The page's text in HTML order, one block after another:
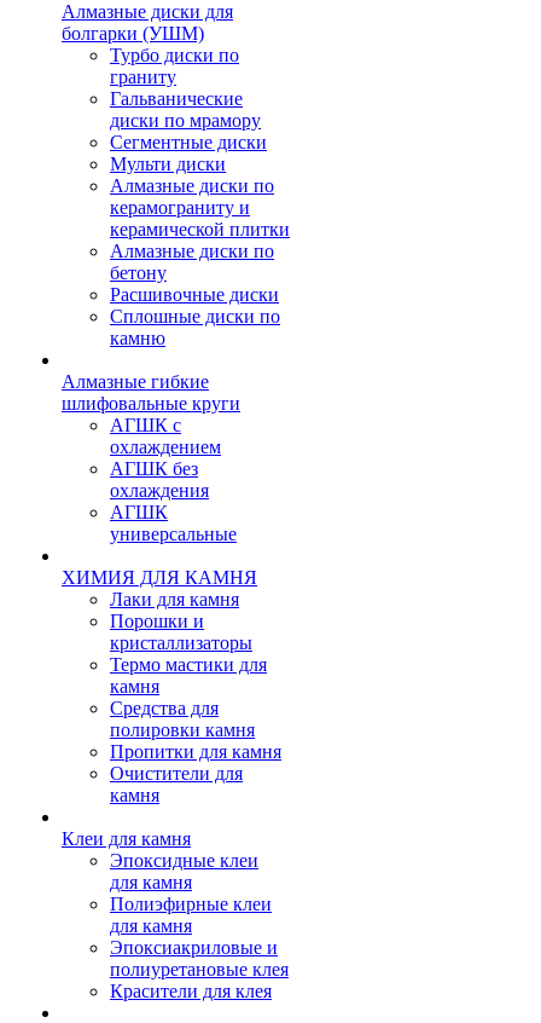
Алмазные диски для
болгарки (УШМ)
Турбо диски по
граниту
Гальванические
диски по мрамору
Сегментные диски
Мульти диски
Алмазные диски по
керамограниту и
керамической плитки
Алмазные диски по
бетону
Расшивочные диски
Сплошные диски по
камню
Алмазные гибкие
шлифовальные круги
АГШК с
охлаждением
АГШК без
охлаждения
АГШК
универсальные
ХИМИЯ ДЛЯ КАМНЯ
Лаки для камня
Порошки и
кристаллизаторы
Термо мастики для
камня
Средства для
полировки камня
Пропитки для камня
Очистители для
камня
Клеи для камня
Эпоксидные клеи
для камня
Полиэфирные клеи
для камня
Эпоксиакриловые и
полиуретановые клея
Красители для клея